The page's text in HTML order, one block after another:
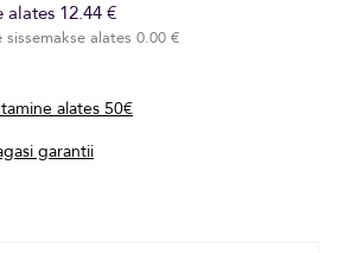
alates 12.44 €
sissemakse alates 0.00 €
alates 50€
garantii